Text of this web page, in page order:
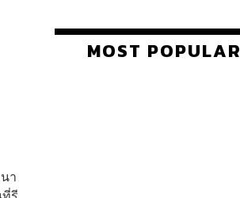
า
ปัญหาหนี้ครัวเรือนไทยที่ถูกซุก
MOST POPULAR